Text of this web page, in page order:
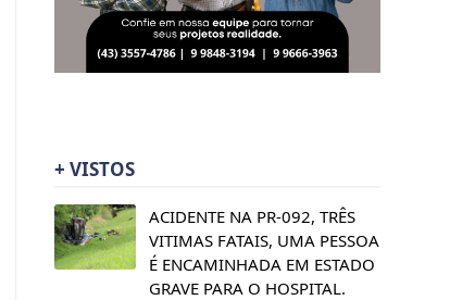
+ VISTOS
ACIDENTE NA PR-092, TRÊS
VITIMAS FATAIS, UMA PESSOA
É ENCAMINHADA EM ESTADO
GRAVE PARA O HOSPITAL.